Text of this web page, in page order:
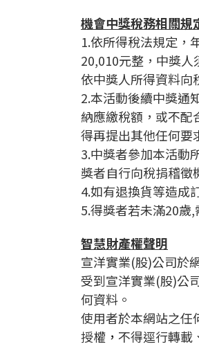
機會中獎稅務相關規
1.依所得稅法規定，
20,010元整，中獎
依中獎人所得資料向
2.本活動後續中獎通
納應繳稅額，或不配
得再提出其他任何要
3.中獎者參加本活動
獎者自行向稅捐稽徵
4.如有退換貨等造成
5.得獎者若未滿20歲
智慧財產權聲明
宣洋實業(股)公司於
受到宣洋實業(股)公
何資料。
使用者於本網站之任
授權 ， 不得逕行轉載